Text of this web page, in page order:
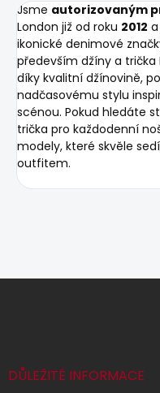
Jsme autorizovaným
London již od roku 2012
ikonické denimové
především džíny a trička
díky kvalitní džínovině,
nadčasovému stylu
scénou. Pokud hledáte
trička pro každodenní
modely, které skvěle
outfitem.
Z
DŮLEŽITÉ INFORMACE